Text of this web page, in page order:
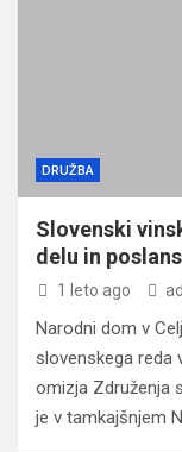
DRUŽBA
Slovenski
delu in
1 leto ago
Narodni dom v
slovenskega reda
omizja Združenja
je v tamkajšnjem